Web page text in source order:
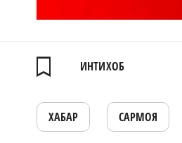
ИНТИХОБ
ХАБАР САРМОЯ